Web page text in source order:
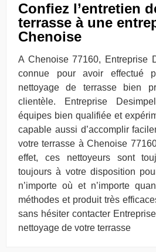
Confiez l’entretien
terrasse à une
Chenoise
A Chenoise 77160, Entreprise
connue pour avoir effectué
nettoyage de terrasse bien
clientèle. Entreprise
équipes bien qualifiée et
capable aussi d’accomplir
votre terrasse à Chenoise
effet, ces nettoyeurs sont
toujours à votre disposition
n’importe où et n’importe
méthodes et produit très
sans hésiter contacter
nettoyage de votre terrasse